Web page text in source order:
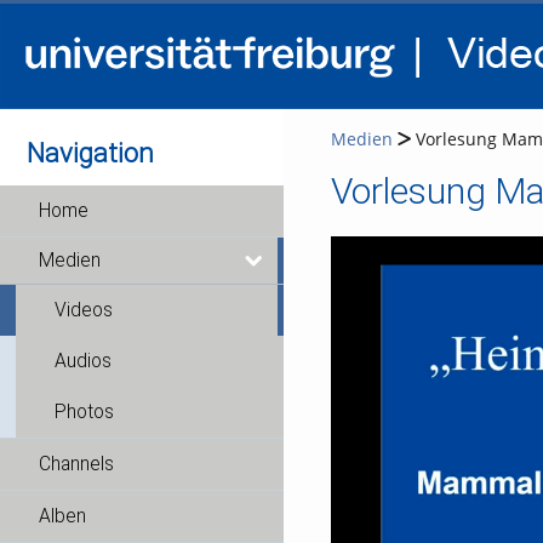
Navigation
Home
Medien
Videos
Audios
Photos
Channels
Alben
Medien Vorlesung
Vorlesung